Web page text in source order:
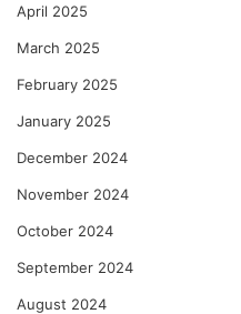
April 2025
March 2025
February 2025
January 2025
December 2024
November 2024
October 2024
September 2024
August 2024